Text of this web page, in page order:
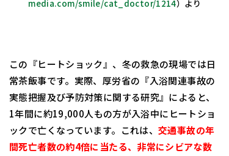
media.com/smile/cat_doctor/1214）より
この『ヒートショック』、冬の救急の現場では日
常茶飯事です。実際、厚労省の『入浴関連事故の
実態把握及び予防対策に関する研究』によると、
1年間に約19,000人もの方が入浴中にヒートショ
ックで亡くなっています。これは、 交通事故の年
間死亡者数の約4倍に当たる、非常にシビアな数